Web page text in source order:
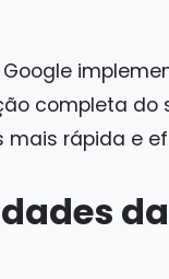
completa do
rápida e